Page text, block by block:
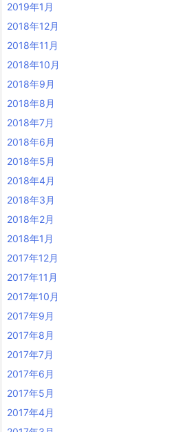
2019年1月
2018年12月
2018年11月
2018年10月
2018年9月
2018年8月
2018年7月
2018年6月
2018年5月
2018年4月
2018年3月
2018年2月
2018年1月
2017年12月
2017年11月
2017年10月
2017年9月
2017年8月
2017年7月
2017年6月
2017年5月
2017年4月